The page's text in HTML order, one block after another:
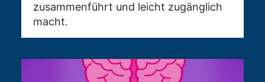
zusammenführt und leicht zugänglich
macht.